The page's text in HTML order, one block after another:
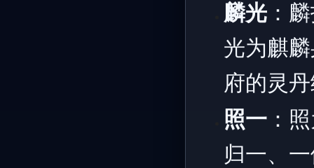
麟光 ：
光为麒
府的灵
照一 ：
归一、